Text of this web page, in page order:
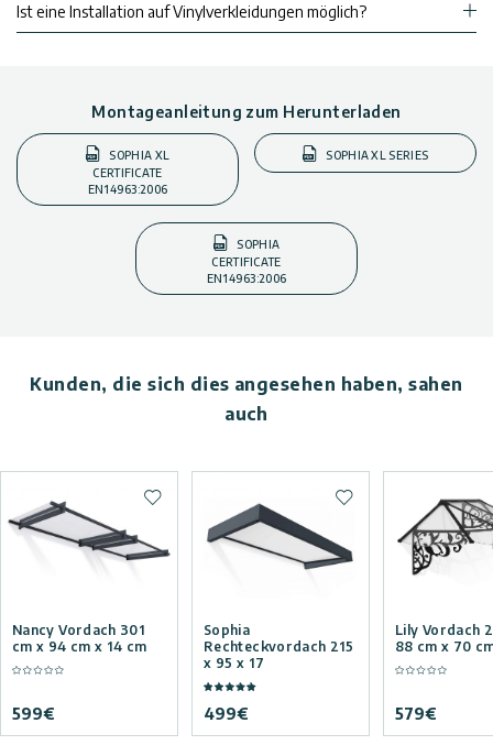
Ist eine Installation auf Vinylverkleidungen möglich?
Montageanleitung zum Herunterladen
SOPHIA XL
CERTIFICATE
EN14963:2006
SOPHIA XL SERIES
SOPHIA
CERTIFICATE
EN14963:2006
Kunden, die sich dies angesehen haben, sahen
auch
Nancy Vordach 301
cm x 94 cm x 14 cm
599€
Zur Wunschliste hinzufügen
Sophia
Rechteckvordach 215
x 95 x 17
499€
Zur Wunschliste
Lily Vordach
88 cm x 70
579€